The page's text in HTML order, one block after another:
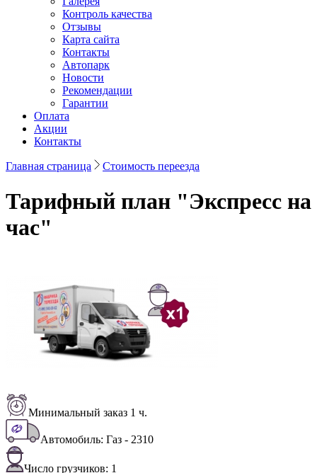
Контроль качества
Отзывы
Карта сайта
Контакты
Автопарк
Новости
Рекомендации
Гарантии
Оплата
Акции
Контакты
Главная страница Стоимость переезда
Тарифный план "Экспресс на
час"
Минимальный заказ 1 ч.
Автомобиль: Газ - 2310
Число грузчиков: 1